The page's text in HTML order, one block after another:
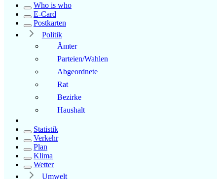
Who is who
E-Card
Postkarten
Politik
Ämter
Parteien/Wahlen
Abgeordnete
Rat
Bezirke
Haushalt
Statistik
Verkehr
Plan
Klima
Wetter
Umwelt